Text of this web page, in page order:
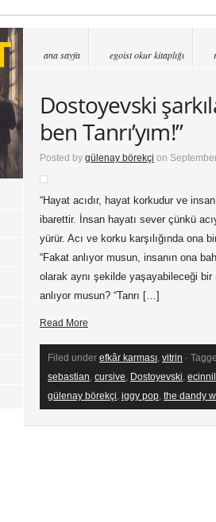
ana sayfa egoist okur kitaplığı
Dostoyevski
ben Tanrı’yım!”
Posted by gülenay börekçi on
“Hayat acıdır, hayat korkudur ve
ibarettir. İnsan hayatı sever çünkü
yürür. Acı ve korku karşılığında ona
“Fakat anlıyor musun, insanın ona
olarak aynı şekilde yaşayabileceği
anlıyor musun? “Tanrı […]
Read More
Filed under efkâr karması, vitrin ·
sebastian, cursive, Dostoyevski,
gülenay börekçi, iggy pop, the dandy